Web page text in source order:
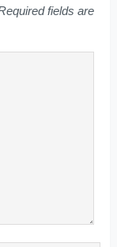
fields are